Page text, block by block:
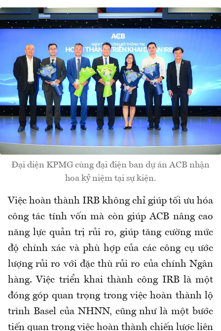
Đại diện KPMG cùng đại điện ban dự án ACB nhận
hoa kỷ niệm tại sự kiện.
Việc hoàn thành IRB không chỉ giúp tối ưu hóa
công tác tính vốn mà còn giúp ACB nâng cao
năng lực quản trị rủi ro, giúp tăng cường mức
độ chính xác và phù hợp của các công cụ ước
lượng rủi ro với đặc thù rủi ro của chính Ngân
hàng. Việc triển khai thành công IRB là một
đóng góp quan trọng trong việc hoàn thành lộ
trình Basel của NHNN, cũng như là một bước
tiến quan trọng việc hoàn thành chiến lược liên